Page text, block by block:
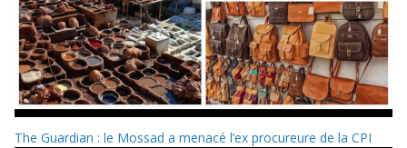
The Guardian : le Mossad a menacé l’ex procureure de la CPI